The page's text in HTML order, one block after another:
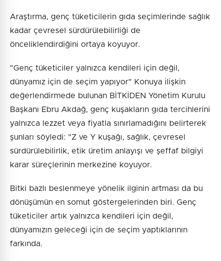
Araştırma, genç tüketicilerin gıda seçimlerinde sağlık
kadar çevresel sürdürülebilirliği de
önceliklendirdiğini ortaya koyuyor.
"Genç tüketiciler yalnızca kendileri için değil,
dünyamız için de seçim yapıyor" Konuya ilişkin
değerlendirmede bulunan BİTKİDEN Yönetim Kurulu
Başkanı Ebru Akdağ, genç kuşakların gıda tercihlerini
yalnızca lezzet veya fiyatla sınırlamadığını belirterek
şunları söyledi: "Z ve Y kuşağı, sağlık, çevresel
sürdürülebilirlik, etik üretim anlayışı ve şeffaf bilgiyi
karar süreçlerinin merkezine koyuyor.
Bitki bazlı beslenmeye yönelik ilginin artması da bu
dönüşümün en somut göstergelerinden biri. Genç
tüketiciler artık yalnızca kendileri için değil,
dünyamızın geleceği için de seçim yaptıklarının
farkında.